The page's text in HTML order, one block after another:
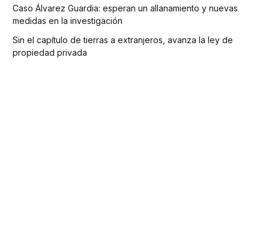
Caso Álvarez Guardia: esperan un allanamiento y nuevas
medidas en la investigación
Sin el capítulo de tierras a extranjeros, avanza la ley de
propiedad privada